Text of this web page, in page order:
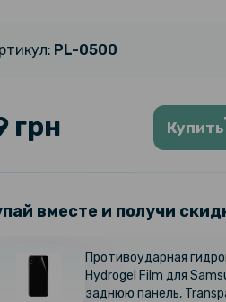
PL-0500
грн Купить
вместе и получи
Противоударная
Hydrogel Film для
заднюю панель,